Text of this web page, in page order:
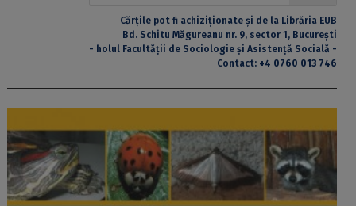
Cărțile pot fi achiziționate și de la Librăria EUB
Bd. Schitu Măgureanu nr. 9, sector 1, București
- holul Facultății de Sociologie și Asistență Socială -
Contact: +4 0760 013 746